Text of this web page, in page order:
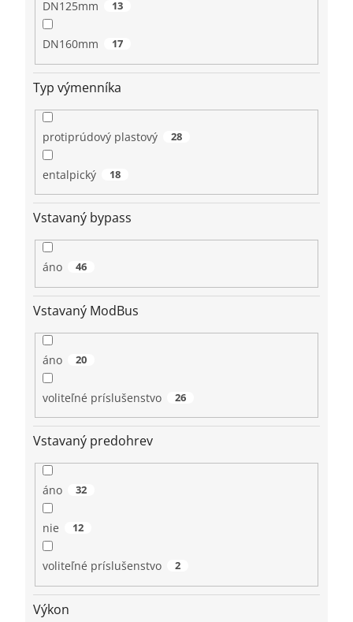
DN125mm 13
DN160mm 17
Typ výmenníka
protiprúdový plastový 28
entalpický 18
Vstavaný bypass
áno 46
Vstavaný ModBus
áno 20
voliteľné príslušenstvo 26
Vstavaný predohrev
áno 32
nie 12
voliteľné príslušenstvo 2
Výkon